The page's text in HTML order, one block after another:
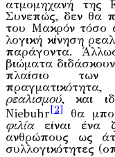
ατμομηχανή της
Συνεπώς, δεν θα
του Μακρόν τόσο
λογική κίνηση
παράγοντα.
βιώματα
πλαίσιο των
ρεαλισμού, και
Niebuhr[2]
θα
φιλίαείναι ένα
ανθρώπους ως
συλλογικότητες